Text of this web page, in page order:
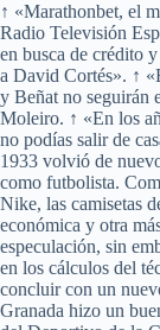
↑ «Marathonbet, el
Radio Televisión
en busca de crédito
a David Cortés». ↑
y Beñat no seguirán
Moleiro. ↑ «En los
no podías salir de
1933 volvió de
como futbolista.
Nike, las camisetas
económica y otra
especulación, sin
en los cálculos del
concluir con un
Granada hizo un